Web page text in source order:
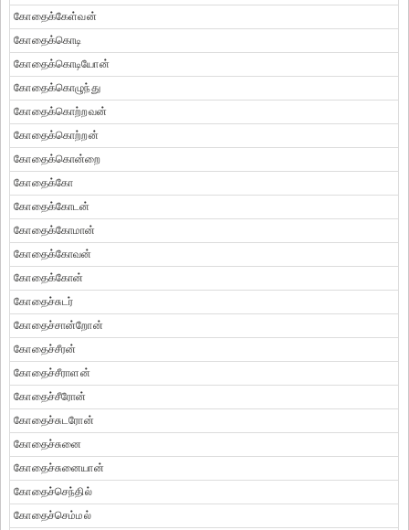
கோதைக்கேள்வன்
கோதைக்கொடி
கோதைக்கொடியோன்
கோதைக்கொழுந்து
கோதைக்கொற்றவன்
கோதைக்கொற்றன்
கோதைக்கொன்றை
கோதைக்கோ
கோதைக்கோடன்
கோதைக்கோமான்
கோதைக்கோவன்
கோதைக்கோன்
கோதைச்சுடர்
கோதைச்சான்றோன்
கோதைச்சீரன்
கோதைச்சீராளன்
கோதைச்சீரோன்
கோதைச்சுடரோன்
கோதைச்சுனை
கோதைச்சுனையான்
கோதைச்செந்தில்
கோதைச்செம்மல்